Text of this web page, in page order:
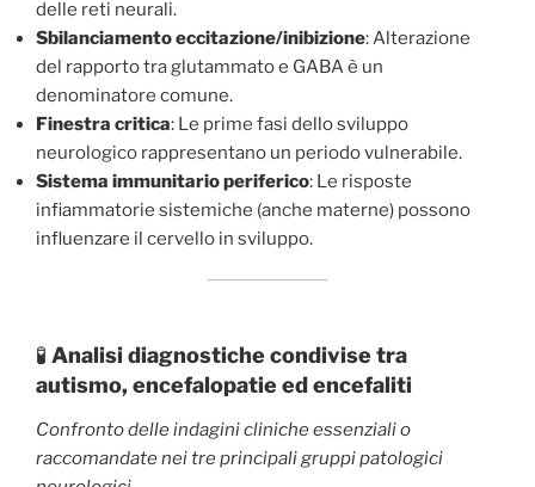
delle reti neurali.
Sbilanciamento eccitazione/inibizione: Alterazione
del rapporto tra glutammato e GABA è un
denominatore comune.
Finestra critica: Le prime fasi dello sviluppo
neurologico rappresentano un periodo vulnerabile.
Sistema immunitario periferico: Le risposte
infiammatorie sistemiche (anche materne) possono
influenzare il cervello in sviluppo.
🧪 Analisi diagnostiche condivise tra
autismo, encefalopatie ed encefaliti
Confronto delle indagini cliniche essenziali o
raccomandate nei tre principali gruppi patologici